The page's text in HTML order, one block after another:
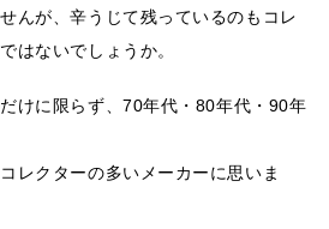
んが、辛うじて残っているのもコレ
はないでしょうか。
けに限らず、70年代・80年代・90年
レクターの多いメーカーに思いま